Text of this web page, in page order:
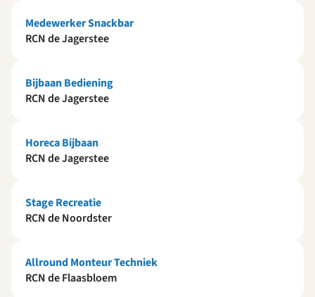
Medewerker Snackbar
RCN de Jagerstee
Bijbaan Bediening
RCN de Jagerstee
Horeca Bijbaan
RCN de Jagerstee
Stage Recreatie
RCN de Noordster
Allround Monteur Techniek
RCN de Flaasbloem